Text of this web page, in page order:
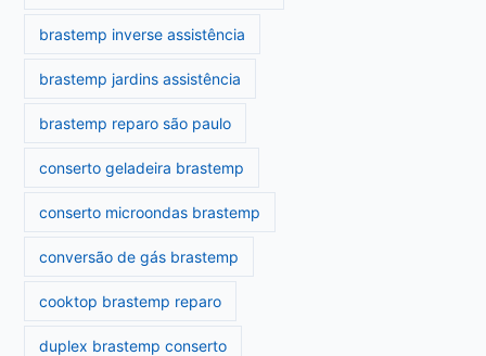
brastemp inverse assistência
brastemp jardins assistência
brastemp reparo são paulo
conserto geladeira brastemp
conserto microondas brastemp
conversão de gás brastemp
cooktop brastemp reparo
duplex brastemp conserto